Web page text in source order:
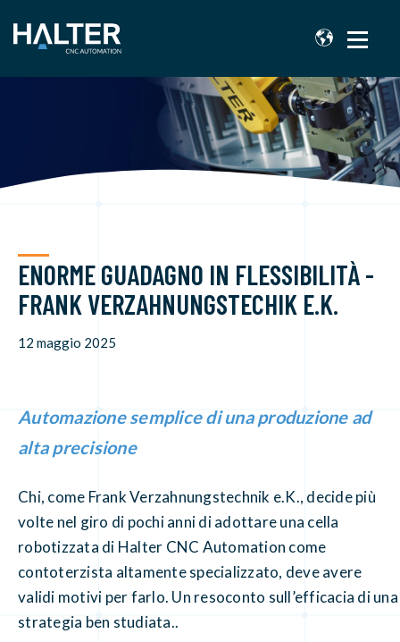
ENORME GUADAGNO IN FLESSIBILITÀ -
FRANK VERZAHNUNGSTECHIK E.K.
12 maggio 2025
Automazione semplice di una produzione ad
alta precisione
Chi, come Frank Verzahnungstechnik e.K., decide più
volte nel giro di pochi anni di adottare una cella
robotizzata di Halter CNC Automation come
contoterzista altamente specializzato, deve avere
validi motivi per farlo. Un resoconto sull’efficacia di una
strategia ben studiata..